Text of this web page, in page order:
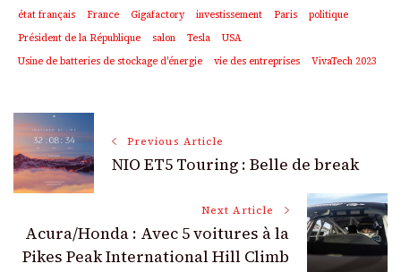
état français
France Gigafactory investissement Paris
politique
Président de la République
salon Tesla
USA
Usine de batteries de stockage d'énergie
vie des entreprises VivaTech 2023
Post
Navigation
Previous Article
NIO ET5 Touring : Belle de break
Next Article
Acura/Honda : Avec 5 voitures à la
Pikes Peak International Hill Climb